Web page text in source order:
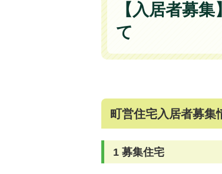
【入居者募
て
町営住宅入居者募集
1 募集住宅